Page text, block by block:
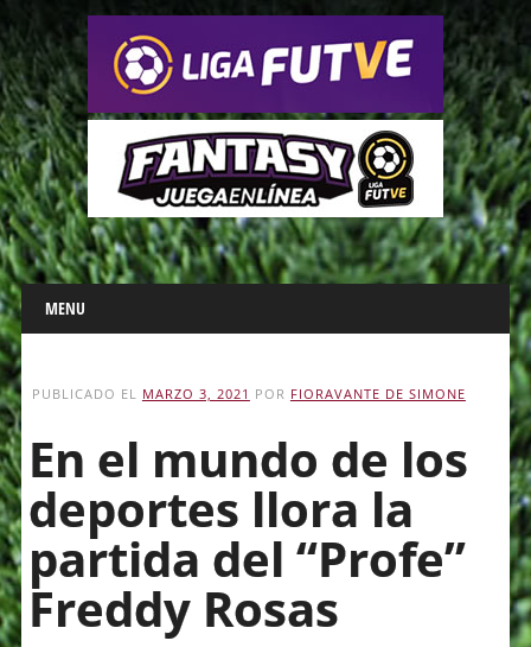
Main menu
Skip
to
content
MENU
PUBLICADO EL MARZO 3, 2021 POR FIORAVANTE DE SIMONE
En el mundo de los
deportes llora la
partida del “Profe”
Freddy Rosas